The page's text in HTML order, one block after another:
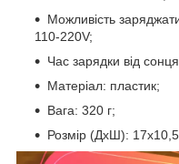
Можливість
110-220V;
Час зарядки від
Матеріал: пластик;
Вага: 320 г;
Розмір (ДхШ):